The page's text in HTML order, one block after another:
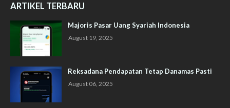
ARTIKEL TERBARU
Majoris Pasar Uang Syariah Indonesia
August 19, 2025
Reksadana Pendapatan Tetap Danamas Pasti
August 06, 2025